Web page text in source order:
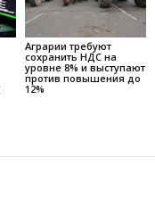
Аграрии требуют
сохранить НДС на
уровне 8% и выступают
против повышения до
12%